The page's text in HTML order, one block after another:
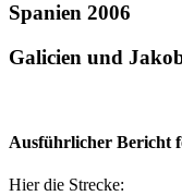
Spanien 2006
Galicien und
Ausführlicher Bericht
Hier die Strecke: